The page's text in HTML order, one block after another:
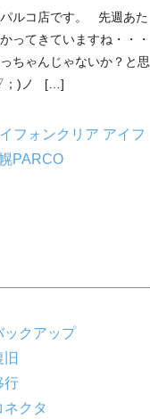
ルコ店です。 先週あた
ってきていますね・・・
ちゃんじゃないか？と思
▽；)ノ […]
フォンクリア アイフ
PARCO
ックアップ
旧
行
ネクタ